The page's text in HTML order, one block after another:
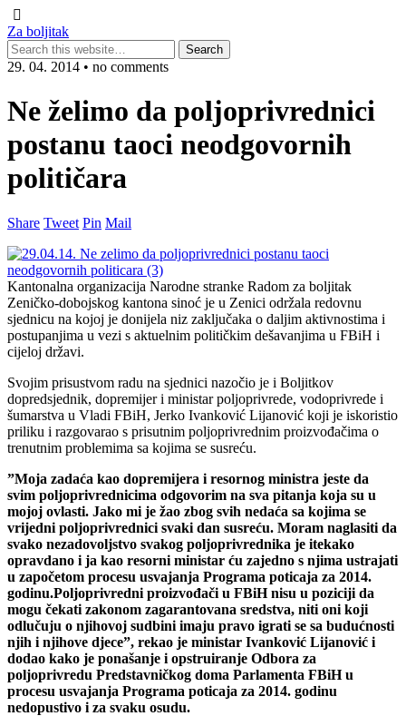
Za boljitak
29. 04. 2014 • no comments
Ne želimo da poljoprivrednici
postanu taoci neodgovornih
političara
Share Tweet Pin Mail
Kantonalna organizacija Narodne stranke Radom za boljitak
Zeničko-dobojskog kantona sinoć je u Zenici održala redovnu
sjednicu na kojoj je donijela niz zaključaka o daljim aktivnostima i
postupanjima u vezi s aktuelnim političkim dešavanjima u FBiH i
cijeloj državi.
Svojim prisustvom radu na sjednici nazočio je i Boljitkov
dopredsjednik, dopremijer i ministar poljoprivrede, vodoprivrede i
šumarstva u Vladi FBiH, Jerko Ivanković Lijanović koji je iskoristio
priliku i razgovarao s prisutnim poljoprivrednim proizvođačima o
trenutnim problemima sa kojima se susreću.
”Moja zadaća kao dopremijera i resornog ministra jeste da
svim poljoprivrednicima odgovorim na sva pitanja koja su u
mojoj ovlasti. Jako mi je žao zbog svih nedaća sa kojima se
vrijedni poljoprivrednici svaki dan susreću. Moram naglasiti da
svako nezadovoljstvo svakog poljoprivrednika je itekako
opravdano i ja kao resorni ministar ću zajedno s njima ustrajati
u započetom procesu usvajanja Programa poticaja za 2014.
godinu.Poljoprivredni proizvođači u FBiH nisu u poziciji da
mogu čekati zakonom zagarantovana sredstva, niti oni koji
odlučuju o njihovoj sudbini imaju pravo igrati se sa budućnosti
njih i njihove djece”, rekao je ministar Ivanković Lijanović i
dodao kako je ponašanje i opstruiranje Odbora za
poljoprivredu Predstavničkog doma Parlamenta FBiH u
procesu usvajanja Programa poticaja za 2014. godinu
nedopustivo i za svaku osudu.